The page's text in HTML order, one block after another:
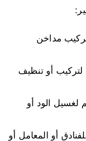
مداخن
أو تنظيف
لغسيل الود أو
أو المعامل أو